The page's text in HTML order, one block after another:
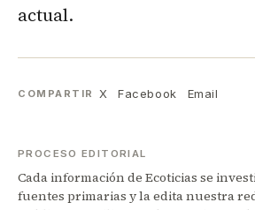
actual.
COMPARTIR X Facebook Email
PROCESO EDITORIAL
Cada información de Ecoticias se
fuentes primarias y la edita nuestra